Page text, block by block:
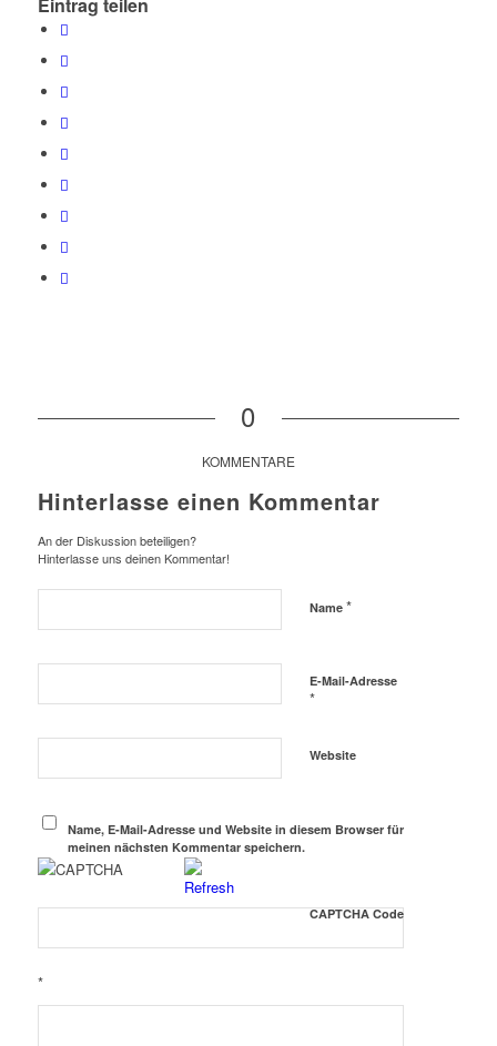
Eintrag teilen
0
KOMMENTARE
Hinterlasse einen Kommentar
An der Diskussion beteiligen?
Hinterlasse uns deinen Kommentar!
Name *
E-Mail-Adresse
*
Website
Name, E-Mail-Adresse und Website in diesem Browser für
meinen nächsten Kommentar speichern.
CAPTCHA Code
*